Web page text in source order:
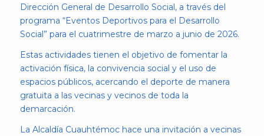
Dirección General de Desarrollo Social, a través del
programa “Eventos Deportivos para el Desarrollo
Social” para el cuatrimestre de marzo a junio de 2026.
Estas actividades tienen el objetivo de fomentar la
activación física, la convivencia social y el uso de
espacios públicos, acercando el deporte de manera
gratuita a las vecinas y vecinos de toda la
demarcación.
La Alcaldía Cuauhtémoc hace una invitación a vecinas